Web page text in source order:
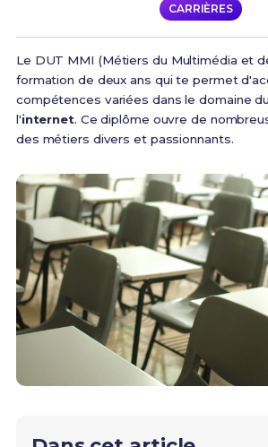
CARRIÈRES
Le DUT MMI (Métiers du Multimédia et
formation de deux ans qui te permet
compétences variées dans le domaine du
l'internet. Ce diplôme ouvre de
des métiers divers et passionnants.